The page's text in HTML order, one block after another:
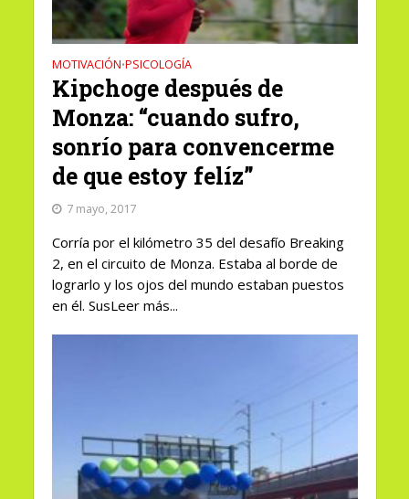
MOTIVACIÓN•PSICOLOGÍA
Kipchoge después de
Monza: “cuando sufro,
sonrío para convencerme
de que estoy felíz”
7 mayo, 2017
Corría por el kilómetro 35 del desafío Breaking
2, en el circuito de Monza. Estaba al borde de
lograrlo y los ojos del mundo estaban puestos
en él. SusLeer más...